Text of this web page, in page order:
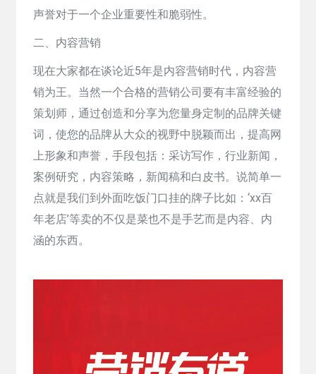
声誉对于一个企业重要性和脆弱性。
二、内容营销
现在大家都在谈论近5年是内容营销时代，内容营
销为王。当然一个合格的营销公司要有丰富经验的
策划师，通过创造和分享为您量身定制的品牌关键
词，使您的品牌从大众的视野中脱颖而出，提高网
上形象和声誉，手段包括：采访写作，行业新闻，
案例研究，内容策略，新闻稿和白皮书。说简单一
点就是我们到外面吃饭门口挂的牌子比如：‘xx百
年老店’等卖的不仅是菜也不是手艺而是内容、内
涵的东西。